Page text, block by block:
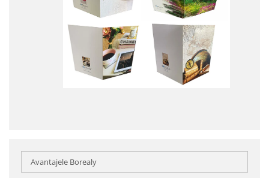
Avantajele Borealy